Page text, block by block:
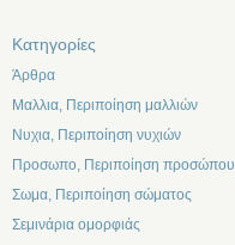
Kατηγορίες
Άρθρα
Μαλλια, Περιποίηση μαλλιών
Νυχια, Περιποίηση νυχιών
Προσωπο, Περιποίηση προσώπου
Σωμα, Περιποίηση σώματος
Σεμινάρια ομορφιάς